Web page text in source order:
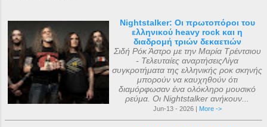
Nightstalker: Οι πρωτοπόροι του
ελληνικού heavy rock και η
διαδρομή τριών δεκαετιών
Σιδή Ρόκ Άστρο με την Μαρία Τρέντσιου
- Τελευταίες αναρτήσειςΛίγα
συγκροτήματα της ελληνικής ροκ σκηνής
μπορούν να καυχηθούν ότι
διαμόρφωσαν ένα ολόκληρο μουσικό
ρεύμα. Οι Nightstalker ανήκουν...
Jun-13 - 2026 | More ->